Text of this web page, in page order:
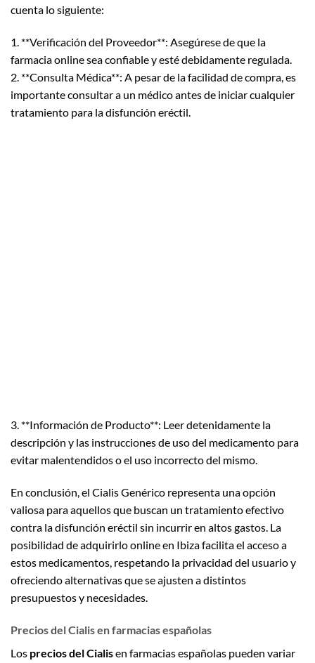
cuenta lo siguiente:
1. **Verificación del Proveedor**: Asegúrese de que la
farmacia online sea confiable y esté debidamente regulada.
2. **Consulta Médica**: A pesar de la facilidad de compra, es
importante consultar a un médico antes de iniciar cualquier
tratamiento para la disfunción eréctil.
3. **Información de Producto**: Leer detenidamente la
descripción y las instrucciones de uso del medicamento para
evitar malentendidos o el uso incorrecto del mismo.
En conclusión, el Cialis Genérico representa una opción
valiosa para aquellos que buscan un tratamiento efectivo
contra la disfunción eréctil sin incurrir en altos gastos. La
posibilidad de adquirirlo online en Ibiza facilita el acceso a
estos medicamentos, respetando la privacidad del usuario y
ofreciendo alternativas que se ajusten a distintos
presupuestos y necesidades.
Precios del Cialis en farmacias españolas
Los precios del Cialisen farmacias españolas pueden variar